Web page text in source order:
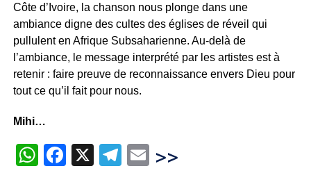
Côte d’Ivoire, la chanson nous plonge dans une
ambiance digne des cultes des églises de réveil qui
pullulent en Afrique Subsaharienne. Au-delà de
l’ambiance, le message interprété par les artistes est à
retenir : faire preuve de reconnaissance envers Dieu pour
tout ce qu’il fait pour nous.
Mihi…
WhatsApp
Facebook
X Telegram
Email
>>